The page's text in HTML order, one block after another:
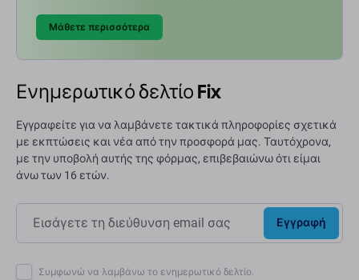
Μάθετε περισσότερα
Ενημερωτικό δελτίο Fix
Εγγραφείτε για να λαμβάνετε τακτικά πληροφορίες σχετικά
με εκπτώσεις και νέα από την προσφορά μας. Ταυτόχρονα,
με την υποβολή αυτής της φόρμας, επιβεβαιώνω ότι είμαι
άνω των 16 ετών.
Εγγραφή
Συμφωνώ να λαμβάνω το ενημερωτικό δελτίο.